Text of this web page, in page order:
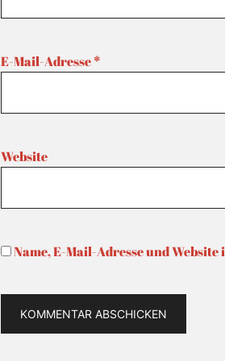
E-Mail-Adresse*
Website
Name, E-Mail-Adresse und